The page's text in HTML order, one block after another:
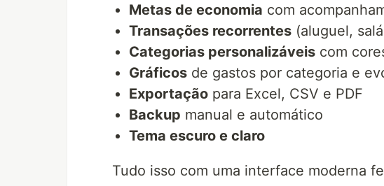
Metas de economia com
Transações recorrentes (aluguel,
Categorias personalizáveis com
Gráficos de gastos por categoria e
Exportação para Excel, CSV e PDF
Backup manual e automático
Tema escuro e claro
Tudo isso com uma interface moderna